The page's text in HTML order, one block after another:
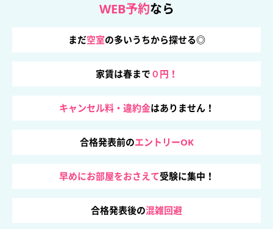
WEB予約なら
まだ空室の多いうちから探せる◎
家賃は春まで ０円！
キャンセル料・違約金はありません！
合格発表前のエントリーOK
早めにお部屋をおさえて受験に集中！
合格発表後の混雑回避